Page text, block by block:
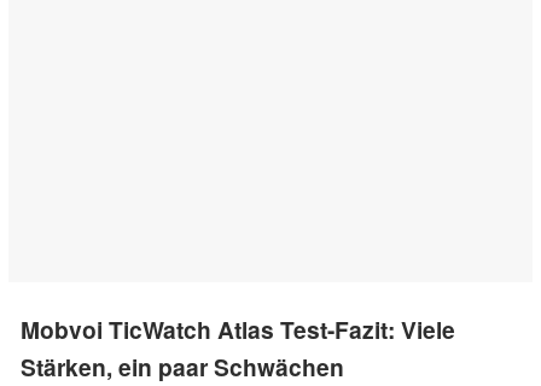
Mobvoi TicWatch Atlas Test-Fazit: Viele
Stärken, ein paar Schwächen